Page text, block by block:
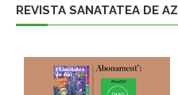
REVISTA SANATATEA DE AZI